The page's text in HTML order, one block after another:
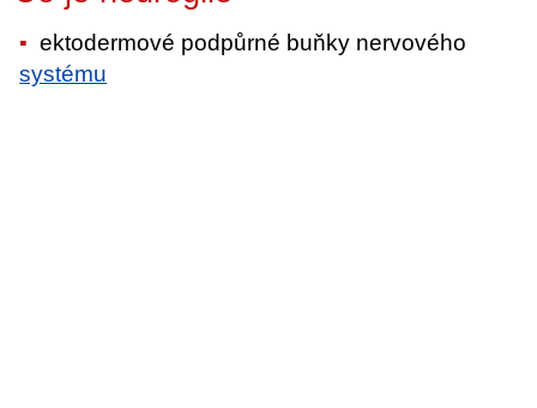
ektodermové podpůrné buňky nervového
systému